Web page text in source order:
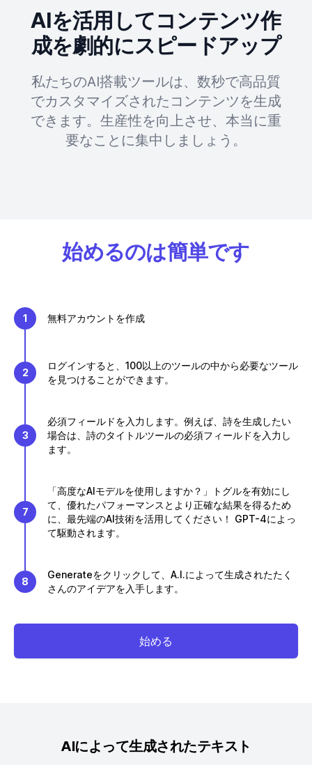
AIを活用してコンテンツ作
成を劇的にスピードアップ
私たちのAI搭載ツールは、数秒で高品質
でカスタマイズされたコンテンツを生成
できます。生産性を向上させ、本当に重
要なことに集中しましょう。
始めるのは簡単です
1 無料アカウントを作成
2
ログインすると、100以上のツールの中から必要なツール
を見つけることができます。
3
必須フィールドを入力します。例えば、詩を生成したい
場合は、詩のタイトルツールの必須フィールドを入力し
ます。
7
「高度なAIモデルを使用しますか？」トグルを有効にし
て、優れたパフォーマンスとより正確な結果を得るため
に、最先端のAI技術を活用してください！ GPT-4によっ
て駆動されます。
8
Generateをクリックして、A.I.によって生成されたたく
さんのアイデアを入手します。
始める
AIによって生成されたテキスト